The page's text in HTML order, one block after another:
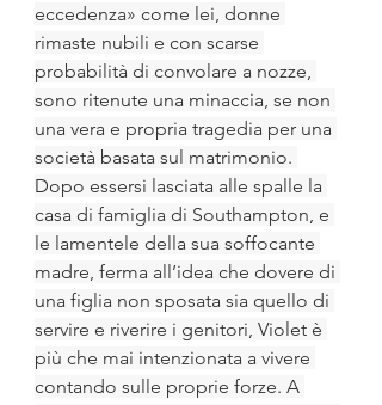
eccedenza» come lei, donne
rimaste nubili e con scarse
probabilità di convolare a nozze,
sono ritenute una minaccia, se non
una vera e propria tragedia per una
società basata sul matrimonio.
Dopo essersi lasciata alle spalle la
casa di famiglia di Southampton, e
le lamentele della sua soffocante
madre, ferma all’idea che dovere di
una figlia non sposata sia quello di
servire e riverire i genitori, Violet è
più che mai intenzionata a vivere
contando sulle proprie forze. A